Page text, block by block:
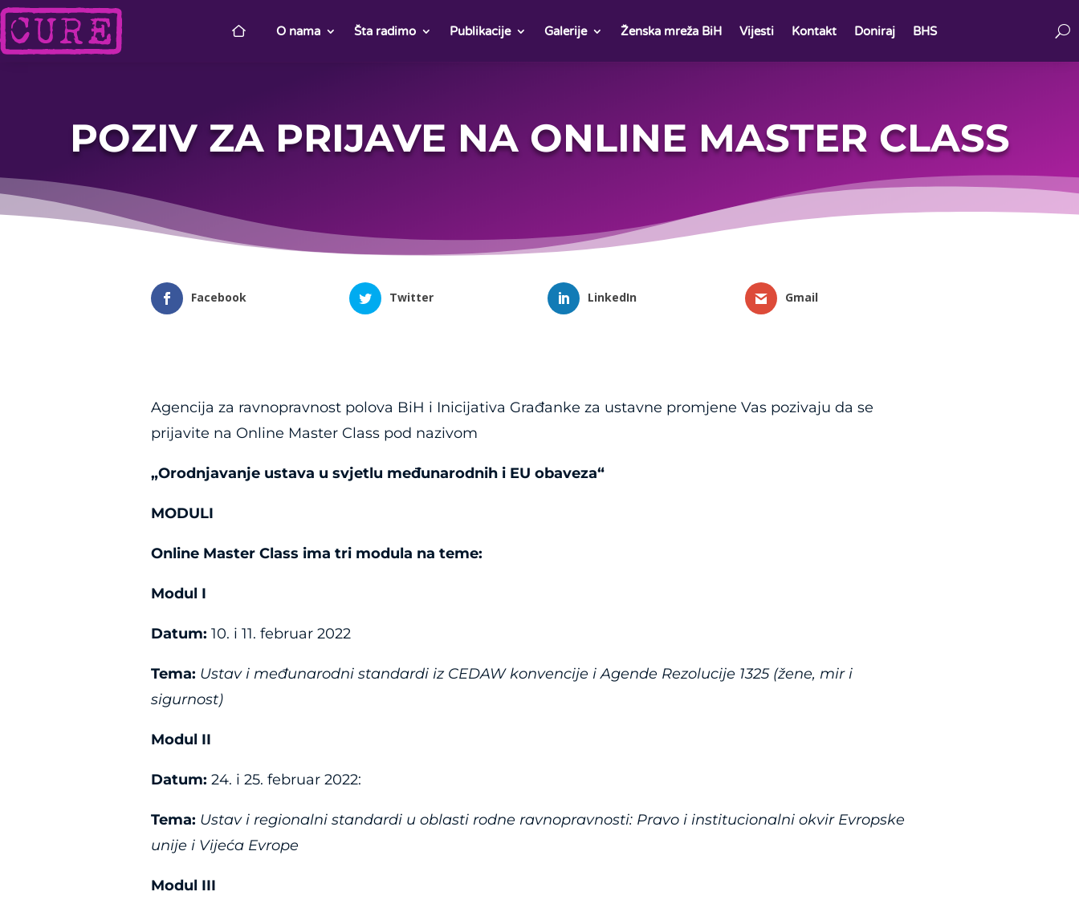
O nama Šta radimo Publikacije Galerije Ženska mreža BiH Vijesti Kontakt Doniraj BHS
POZIV ZA PRIJAVE NA ONLINE MASTER CLASS
Facebook Twitter LinkedIn Gmail
Agencija za ravnopravnost polova BiH i Inicijativa Građanke za ustavne promjene Vas pozivaju da se
prijavite na Online Master Class pod nazivom
„Orodnjavanje ustava u svjetlu međunarodnih i EU obaveza“
MODULI
Online Master Class ima tri modula na teme:
Modul I
Datum: 10. i 11. februar 2022
Tema: Ustav i međunarodni standardi iz CEDAW konvencije i Agende Rezolucije 1325 (žene, mir i
sigurnost)
Modul II
Datum: 24. i 25. februar 2022:
Tema: Ustav i regionalni standardi u oblasti rodne ravnopravnosti: Pravo i institucionalni okvir Evropske
unije i Vijeća Evrope
Modul III